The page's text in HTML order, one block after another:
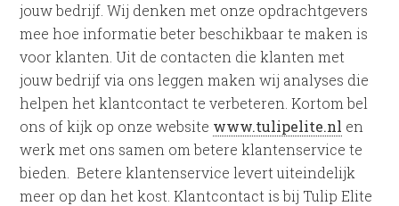
jouw bedrijf. Wij denken met onze opdrachtgevers
mee hoe informatie beter beschikbaar te maken is
voor klanten. Uit de contacten die klanten met
jouw bedrijf via ons leggen maken wij analyses die
helpen het klantcontact te verbeteren. Kortom bel
ons of kijk op onze website www.tulipelite.nl en
werk met ons samen om betere klantenservice te
bieden. Betere klantenservice levert uiteindelijk
meer op dan het kost. Klantcontact is bij Tulip Elite